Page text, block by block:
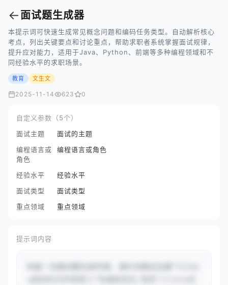
← 面试题生成器
本提示词可快速生成常见概念问题和编码任务类型。自动解析核心
考点，列出关键要点和讨论重点，帮助求职者系统掌握面试规律，
提升应对能力，适用于Java、Python、前端等多种编程领域和不
同经验水平的求职场景。
教育 文生文
2025-11-14 623 0
自定义参数（5个）
面试主题
面试的主题
编程语言或
角色
编程语言或角色
经验水平
经验水平
面试类型
面试类型
重点领域
重点领域
提示词内容